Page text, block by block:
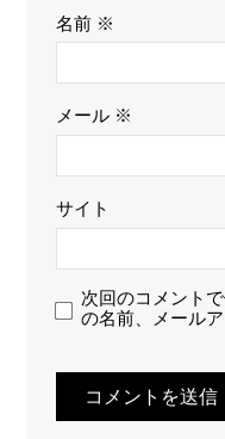
名前 ※
メール ※
サイト
次回のコメント
の名前、メール